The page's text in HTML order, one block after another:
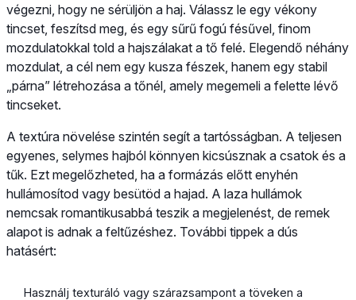
végezni, hogy ne sérüljön a haj. Válassz le egy vékony
tincset, feszítsd meg, és egy sűrű fogú fésűvel, finom
mozdulatokkal told a hajszálakat a tő felé. Elegendő néhány
mozdulat, a cél nem egy kusza fészek, hanem egy stabil
„párna” létrehozása a tőnél, amely megemeli a felette lévő
tincseket.
A textúra növelése szintén segít a tartósságban. A teljesen
egyenes, selymes hajból könnyen kicsúsznak a csatok és a
tűk. Ezt megelőzheted, ha a formázás előtt enyhén
hullámosítod vagy besütöd a hajad. A laza hullámok
nemcsak romantikusabbá teszik a megjelenést, de remek
alapot is adnak a feltűzéshez. További tippek a dús
hatásért:
Használj texturáló vagy szárazsampont a töveken a